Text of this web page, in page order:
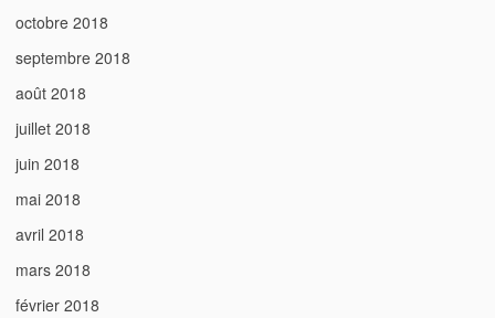
octobre 2018
septembre 2018
août 2018
juillet 2018
juin 2018
mai 2018
avril 2018
mars 2018
février 2018